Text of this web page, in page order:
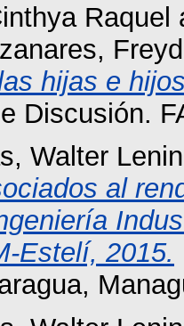
Raquel
hijas e
Discusión.
Walter Lenin
al
Estelí, 2015.